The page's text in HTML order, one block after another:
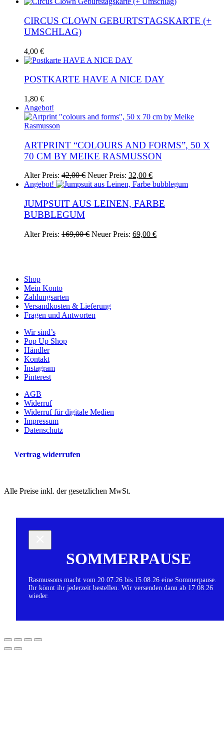
CIRCUS CLOWN GEBURTSTAGSKARTE (+
UMSCHLAG)
4,00 €
POSTKARTE HAVE A NICE DAY
1,80 €
Angebot!
ARTPRINT “COLOURS AND FORMS”, 50 X
70 CM BY MEIKE RASMUSSON
Alter Preis: 42,00€ Ursprünglicher
Preis
42,00 €
Neuer Preis: 32,00 €Aktueller
Preis
32,00 €.
Angebot!
JUMPSUIT AUS LEINEN, FARBE
BUBBLEGUM
Alter Preis: 169,00€ Ursprünglicher
Neuer Preis: 69,00 €Aktueller
Dieses
Shop
Mein Konto
Zahlungsarten
Versandkosten & Lieferung
Fragen und Antworten
Wir sind’s
Pop Up Shop
Händler
Kontakt
Instagram
Pinterest
AGB
Widerruf
Widerruf für digitale Medien
Impressum
Datenschutz
Vertrag widerrufen
Alle Preise inkl. der gesetzlichen MwSt.
SOMMERPAUSE
Rasmussons macht vom 20.07.26 bis 15.08.26 eine Sommerpause.
Ihr könnt ihr jederzeit bestellen. Wir versenden dann ab 17.08.26
wieder.